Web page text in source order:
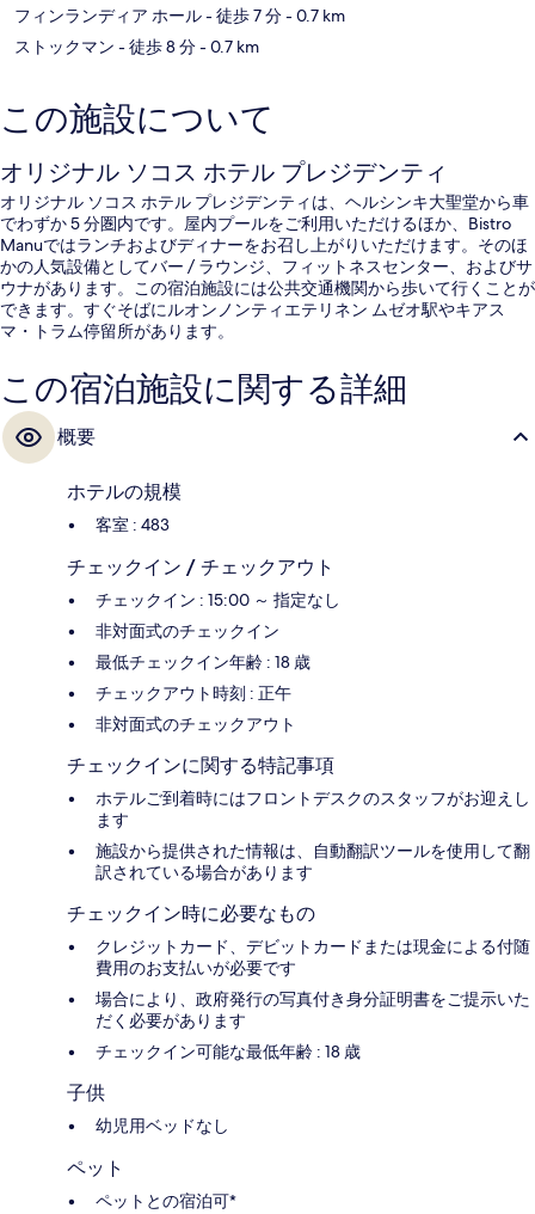
フィンランディア ホール- 徒歩 7 分- 0.7 km
ストックマン - 徒歩 8 分- 0.7 km
この施設について
オリジナル ソコス ホテル プレジデンティ
オリジナル ソコス ホテル プレジデンティは、ヘルシンキ大聖堂から車
でわずか 5 分圏内です。屋内プールをご利用いただけるほか、Bistro
Manuではランチおよびディナーをお召し上がりいただけます。そのほ
かの人気設備としてバー / ラウンジ、フィットネスセンター、およびサ
ウナがあります。この宿泊施設には公共交通機関から歩いて行くことが
できます。すぐそばにルオンノンティエテリネン ムゼオ駅やキアス
マ・トラム停留所があります。
この宿泊施設に関する詳細
概要
ホテルの規模
客室 : 483
チェックイン / チェックアウト
チェックイン : 15:00 ～ 指定なし
非対面式のチェックイン
最低チェックイン年齢 : 18 歳
チェックアウト時刻 : 正午
非対面式のチェックアウト
チェックインに関する特記事項
ホテルご到着時にはフロントデスクのスタッフがお迎えし
ます
施設から提供された情報は、自動翻訳ツールを使用して翻
訳されている場合があります
チェックイン時に必要なもの
クレジットカード、デビットカードまたは現金による付随
費用のお支払いが必要です
場合により、政府発行の写真付き身分証明書をご提示いた
だく必要があります
チェックイン可能な最低年齢 : 18 歳
子供
幼児用ベッドなし
ペット
ペットとの宿泊可*